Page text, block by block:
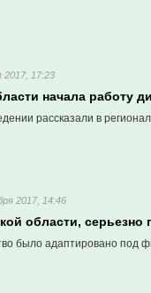
2017, 17:23
начала работу
рассказали в
2017, 14:46
области,
было адаптировано под